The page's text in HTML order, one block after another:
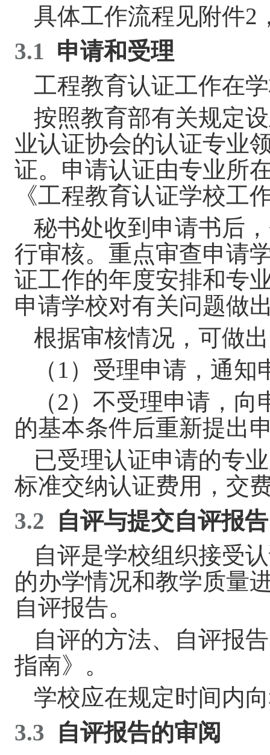
具体工作流程见附件2
3.1 申请和受理
工程教育认证工作在
按照教育部有关规定
业认证协会的认证专业
证。申请认证由专业所
《工程教育认证学校工
秘书处收到申请书后
行审核。重点审查申请
证工作的年度安排和专
申请学校对有关问题做
根据审核情况， 可做
（ 1 ）受理申请，通知
（2）不受理申请，向
的基本条件后重新提出
已受理认证申请的专
标准交纳认证费用，交
3.2
自评与提交自评报告
自评是学校组织接受
的办学情况和教学质量
自评报告。
自评的方法、自评报
指南》。
学校应在规定时间内
3.3
自评报告的审阅